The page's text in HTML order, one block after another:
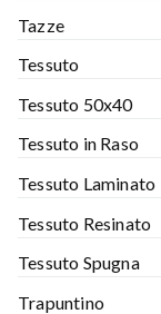
Tazze
Tessuto
Tessuto 50x40
Tessuto in Raso
Tessuto Laminato
Tessuto Resinato
Tessuto Spugna
Trapuntino